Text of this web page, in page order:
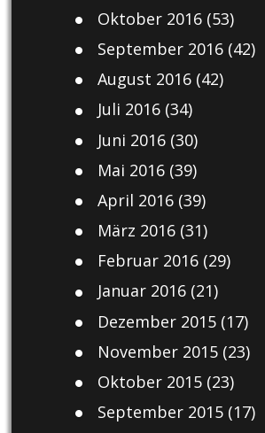
Oktober 2016(53)
September 2016(42)
August 2016(42)
Juli 2016(34)
Juni 2016(30)
Mai 2016(39)
April 2016(39)
März 2016(31)
Februar 2016(29)
Januar 2016(21)
Dezember 2015(17)
November 2015(23)
Oktober 2015(23)
September 2015(17)